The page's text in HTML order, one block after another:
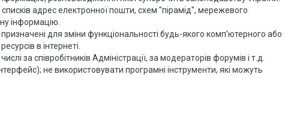
адрес електронної пошти, схем "пірамід", мережевого
інформацію.
для зміни функціональності будь-якого комп'ютерного або
в інтернеті.
за співробітників Адміністрації, за модераторів форумів і т.д.
не використовувати програмні інструменти, які можуть